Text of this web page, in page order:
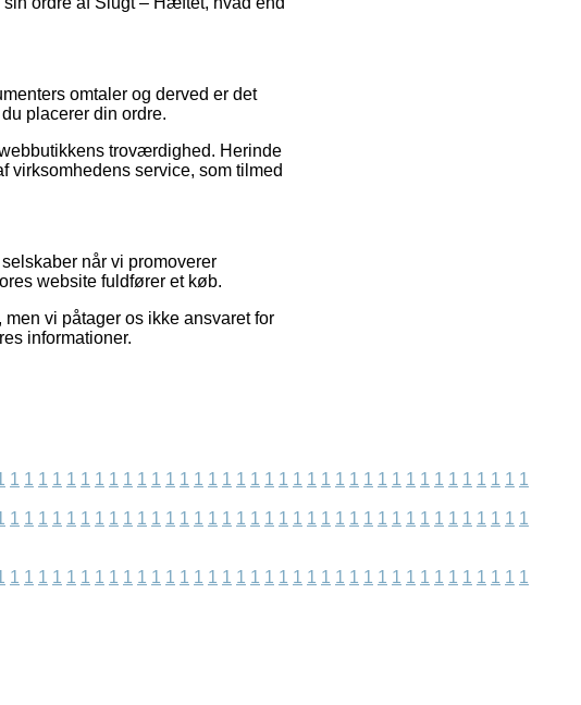
omtaler og derved er det
placerer din ordre.
troværdighed. Herinde
virksomhedens service, som tilmed
når vi promoverer
website fuldfører et køb.
vi påtager os ikke ansvaret for
informationer.
1 1 1 1 1 1 1 1 1 1 1 1 1 1 1 1 1 1 1 1 1 1 1 1 1 1 1 1 1 1 1 1 1 1 1 1 1
1 1 1 1 1 1 1 1 1 1 1 1 1 1 1 1 1 1 1 1 1 1 1 1 1 1 1 1 1 1 1 1 1 1 1 1 1
1 1 1 1 1 1 1 1 1 1 1 1 1 1 1 1 1 1 1 1 1 1 1 1 1 1 1 1 1 1 1 1 1 1 1 1 1